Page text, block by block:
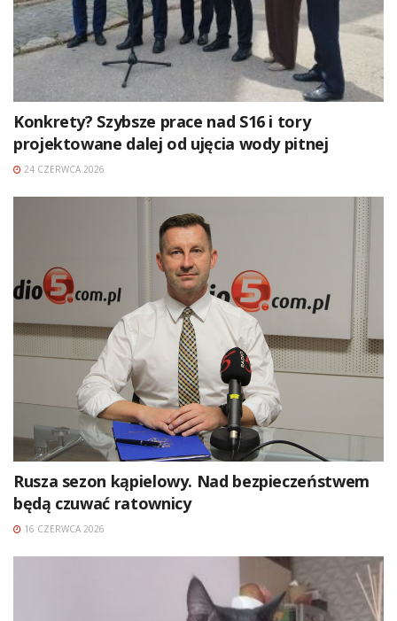
Konkrety? Szybsze prace nad S16 i tory
projektowane dalej od ujęcia wody pitnej
24 CZERWCA 2026
Rusza sezon kąpielowy. Nad bezpieczeństwem
będą czuwać ratownicy
16 CZERWCA 2026